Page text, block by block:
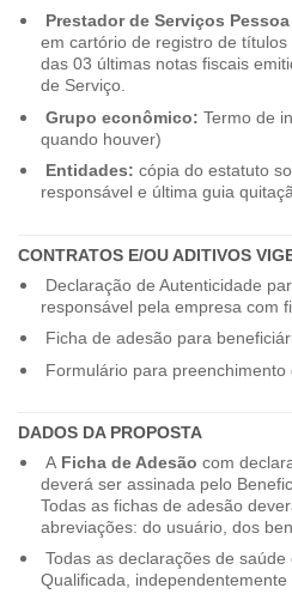
Prestador de Serviços
em cartório de registro de
das 03 últimas notas fiscais
de Serviço.
Grupo econômico: Termo de
quando houver)
Entidades: cópia do estatuto
responsável e última guia
CONTRATOS E/OU ADITIVOS
Declaração de Autenticidade
responsável pela empresa com
Ficha de adesão para
Formulário para
DADOS DA PROPOSTA
A Ficha de Adesão com
deverá ser assinada pelo
Todas as fichas de adesão
abreviações: do usuário, dos
Todas as declarações de
Qualificada,